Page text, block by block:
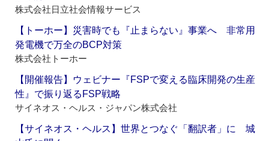
株式会社日立社会情報サービス
【トーホー】災害時でも『止まらない』事業へ 非常用
発電機で万全のBCP対策
株式会社トーホー
【開催報告】ウェビナー『FSPで変える臨床開発の生産
性』で振り返るFSP戦略
サイネオス・ヘルス・ジャパン株式会社
【サイネオス・ヘルス】世界とつなぐ「翻訳者」に 城